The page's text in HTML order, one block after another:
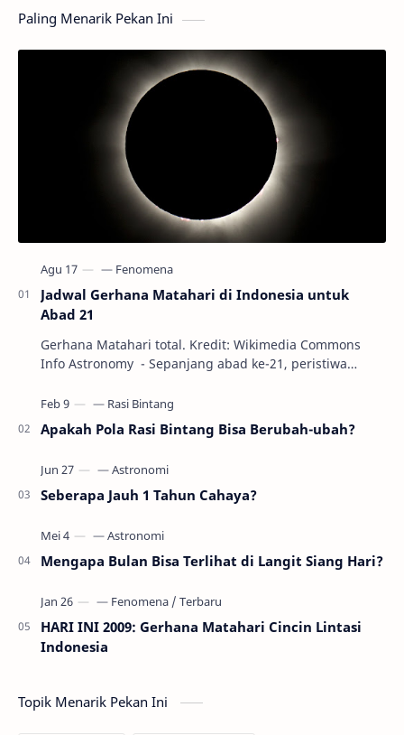
Paling Menarik Pekan Ini
Jadwal Gerhana Matahari di Indonesia untuk
Abad 21
Gerhana Matahari total. Kredit: Wikimedia Commons
Info Astronomy - Sepanjang abad ke-21, peristiwa
Apakah Pola Rasi Bintang Bisa Berubah-ubah?
Seberapa Jauh 1 Tahun Cahaya?
Mengapa Bulan Bisa Terlihat di Langit Siang Hari?
HARI INI 2009: Gerhana Matahari Cincin Lintasi
Indonesia
Topik Menarik Pekan Ini